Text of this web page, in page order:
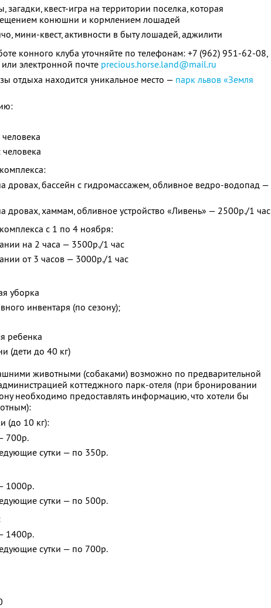
загадки, квест-игра на территории поселка, которая
конюшни и кормлением лошадей
мини-квест, активности в быту лошадей, аджилити
конного клуба уточняйте по телефонам: +7 (962) 951-62-08,
или электронной почте precious.horse.land@mail.ru
отдыха находится уникальное место — парк львов «Земля
дровах, бассейн с гидромассажем, обливное ведро-водопад —
дровах, хаммам, обливное устройство «Ливень» — 2500р./1 час
с 1 по 4 ноября:
на 2 часа — 3500р./1 час
от 3 часов — 3000р./1 час
уборка
инвентаря (по сезону);
ребенка
(дети до 40 кг)
животными (собаками) возможно по предварительной
коттеджного парк-отеля (при бронировании
необходимо предоставлять информацию, что хотели бы
(до 10 кг):
700р.
сутки — по 350р.
1000р.
сутки — по 500р.
1400р.
сутки — по 700р.